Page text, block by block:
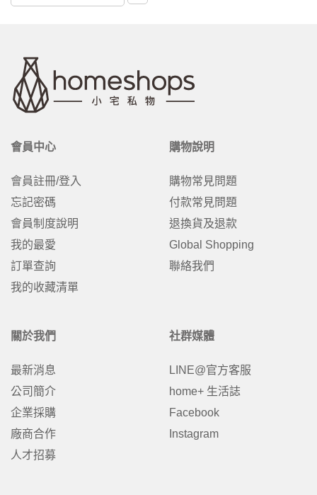
會員中心
會員註冊/登入
忘記密碼
會員制度說明
我的最愛
訂單查詢
我的收藏清單
購物說明
購物常見問題
付款常見問題
退換貨及退款
Global Shopping
聯絡我們
關於我們
最新消息
公司簡介
企業採購
廠商合作
人才招募
社群媒體
LINE@官方客服
home+ 生活誌
Facebook
Instagram